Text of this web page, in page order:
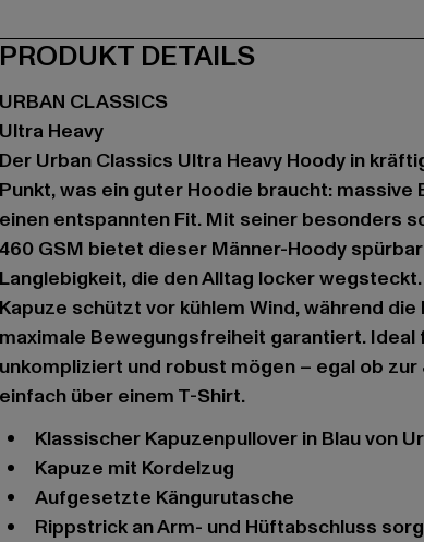
PRODUKT DETAILS
URBAN CLASSICS
Ultra Heavy
Der Urban Classics Ultra Heavy Hoody in
Punkt, was ein guter Hoodie braucht: massive
einen entspannten Fit. Mit seiner besonders
460 GSM bietet dieser Männer-Hoody
Langlebigkeit, die den Alltag locker
Kapuze schützt vor kühlem Wind, während
maximale Bewegungsfreiheit garantiert. Ideal
unkompliziert und robust mögen – egal ob
einfach über einem T-Shirt.
Klassischer Kapuzenpullover in Blau von
Kapuze mit Kordelzug
Aufgesetzte Kängurutasche
Rippstrick an Arm- und Hüftabschluss sorgen für festen Halt ohne